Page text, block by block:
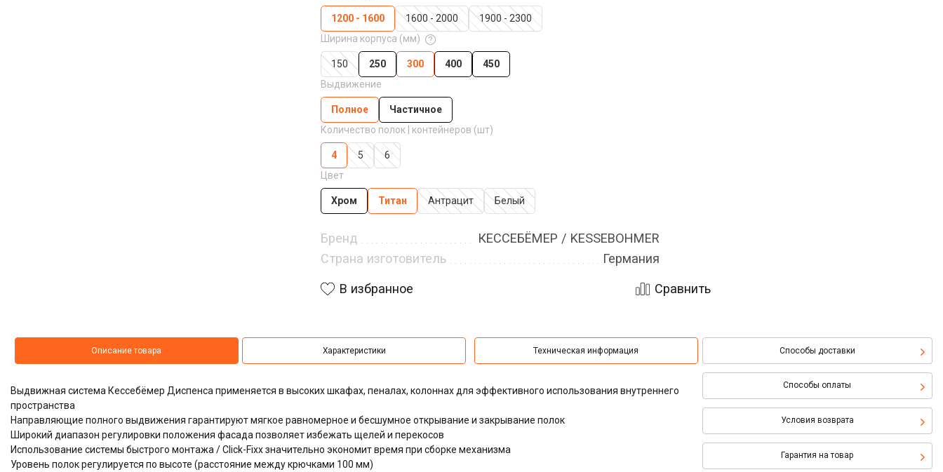
1200 - 1600 1600 - 2000
1900 - 2300
Ширина корпуса (мм)
150 250 300 400
450
Выдвижение
Полное
Частичное
Количество полок | контейнеров (шт)
4 5
6
Цвет
Хром Титан Антрацит Белый
Бренд
КЕССЕБЁМЕР / KESSEBOHMER
Страна изготовитель
Германия
В избранное Сравнить
Описание товара Характеристики Техническая информация Способы доставки
Способы оплаты
Условия возврата
Гарантия на товар
Выдвижная система Кессебёмер Диспенса применяется в высоких шкафах, пеналах, колоннах для эффективного использования внутреннего
пространства
Направляющие полного выдвижения гарантируют мягкое равномерное и бесшумное открывание и закрывание полок
Широкий диапазон регулировки положения фасада позволяет избежать щелей и перекосов
Использование системы быстрого монтажа / Click-Fixx значительно экономит время при сборке механизма
Уровень полок регулируется по высоте (расстояние между крючками 100 мм)